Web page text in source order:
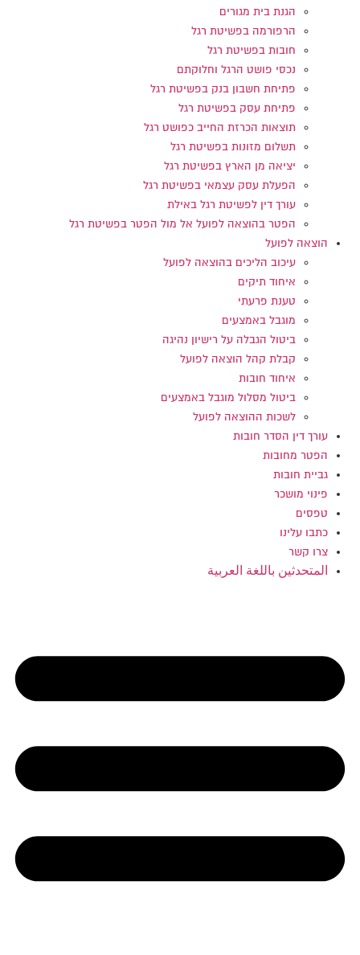
הגנת בית מגורים
הרפורמה בפשיטת רגל
חובות בפשיטת רגל
נכסי פושט הרגל וחלוקתם
פתיחת חשבון בנק בפשיטת רגל
פתיחת עסק בפשיטת רגל
תוצאות הכרזת החייב כפושט רגל
תשלום מזונות בפשיטת רגל
יציאה מן הארץ בפשיטת רגל
הפעלת עסק עצמאי בפשיטת רגל
עורך דין לפשיטת רגל באילת
הפטר בהוצאה לפועל אל מול הפטר בפשיטת רגל
הוצאה לפועל
עיכוב הליכים בהוצאה לפועל
איחוד תיקים
טענת פרעתי
מוגבל באמצעים
ביטול הגבלה על רישיון נהיגה
קבלת קהל הוצאה לפועל
איחוד חובות
ביטול מסלול מוגבל באמצעים
לשכות ההוצאה לפועל
עורך דין הסדר חובות
הפטר מחובות
גביית חובות
פינוי מושכר
טפסים
כתבו עלינו
צרו קשר
المتحدثين باللغة العربية